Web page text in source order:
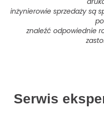
inżynierowie sprzedaży są
znaleźć odpowiednie
Serwis